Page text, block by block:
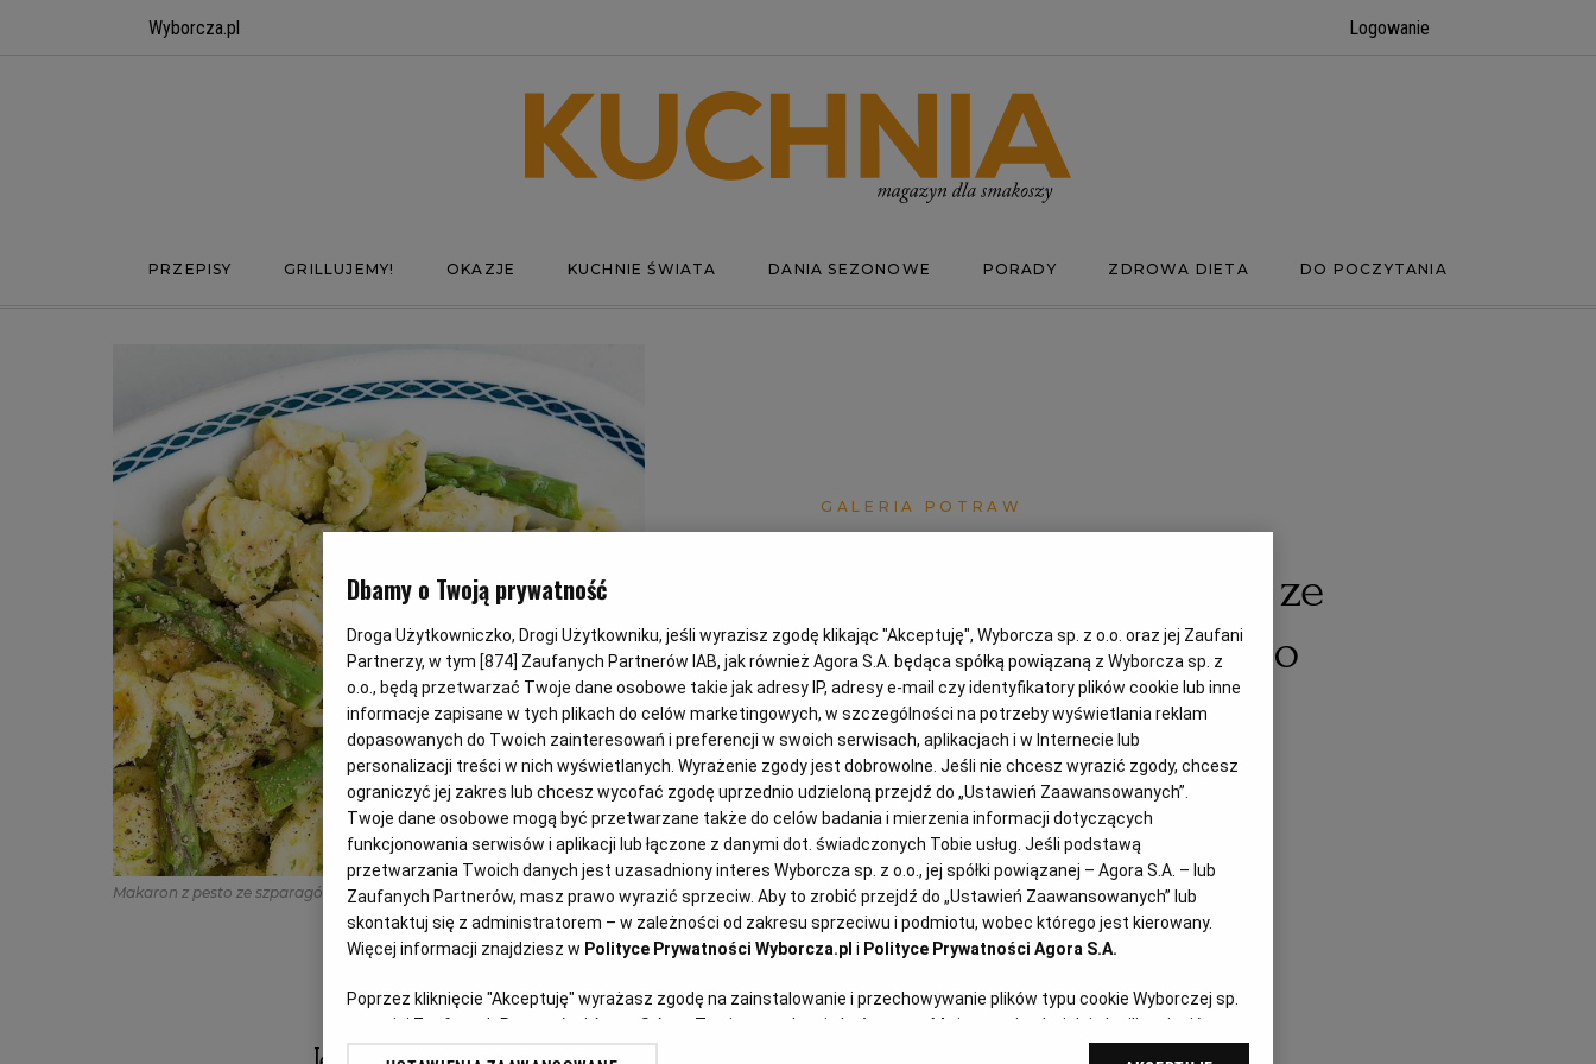
Wyborcza.pl Logowanie
PRZEPISY GRILLUJEMY! OKAZJE KUCHNIE ŚWIATA DANIA SEZONOWE PORADY ZDROWA DIETA DO POCZYTANIA
GALERIA POTRAW
Szparagowy raj - pesto ze
szparagów i szparagi po
koreańsku
Marta Dymek 03.05.2018
Makaron z pesto ze szparagów (Fot. Marta Dymek)
Dbamy o Twoją prywatność
Droga Użytkowniczko, Drogi Użytkowniku, jeśli wyrazisz zgodę klikając "Akceptuję", Wyborcza sp. z o.o. oraz jej Zaufani
Partnerzy, w tym [874] Zaufanych Partnerów IAB, jak również Agora S.A. będąca spółką powiązaną z Wyborcza sp. z
o.o., będą przetwarzać Twoje dane osobowe takie jak adresy IP, adresy e-mail czy identyfikatory plików cookie lub inne
informacje zapisane w tych plikach do celów marketingowych, w szczególności na potrzeby wyświetlania reklam
dopasowanych do Twoich zainteresowań i preferencji w swoich serwisach, aplikacjach i w Internecie lub
personalizacji treści w nich wyświetlanych. Wyrażenie zgody jest dobrowolne. Jeśli nie chcesz wyrazić zgody, chcesz
ograniczyć jej zakres lub chcesz wycofać zgodę uprzednio udzieloną przejdź do „Ustawień Zaawansowanych”.
Twoje dane osobowe mogą być przetwarzane także do celów badania i mierzenia informacji dotyczących
funkcjonowania serwisów i aplikacji lub łączone z danymi dot. świadczonych Tobie usług. Jeśli podstawą
przetwarzania Twoich danych jest uzasadniony interes Wyborcza sp. z o.o., jej spółki powiązanej – Agora S.A. – lub
Zaufanych Partnerów, masz prawo wyrazić sprzeciw. Aby to zrobić przejdź do „Ustawień Zaawansowanych” lub
skontaktuj się z administratorem – w zależności od zakresu sprzeciwu i podmiotu, wobec którego jest kierowany.
Więcej informacji znajdziesz w Polityce Prywatności Wyborcza.pl i Polityce Prywatności Agora S.A.
Poprzez kliknięcie "Akceptuję" wyrażasz zgodę na zainstalowanie i przechowywanie plików typu cookie Wyborczej sp.
z o. o. jej Zaufanych Partnerów i Agora S.A. na Twoim urządzeniu końcowym. Możesz też w każdej chwili zmienić
swoje preferencje dot. plików cookie, ponownie wywołując narzędzie do zarządzania Twoimi preferencjami dot.